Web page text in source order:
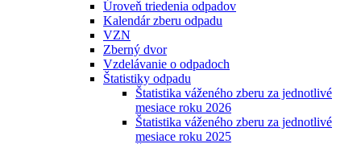
Úroveň triedenia odpadov
Kalendár zberu odpadu
VZN
Zberný dvor
Vzdelávanie o odpadoch
Štatistiky odpadu
Štatistika váženého zberu za jednotlivé
mesiace roku 2026
Štatistika váženého zberu za jednotlivé
mesiace roku 2025